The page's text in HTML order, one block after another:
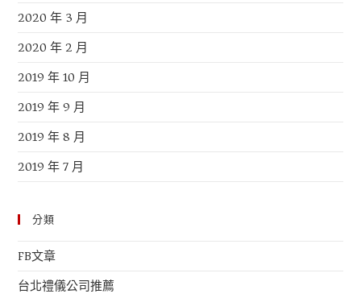
2020 年 3 月
2020 年 2 月
2019 年 10 月
2019 年 9 月
2019 年 8 月
2019 年 7 月
分類
FB文章
台北禮儀公司推薦